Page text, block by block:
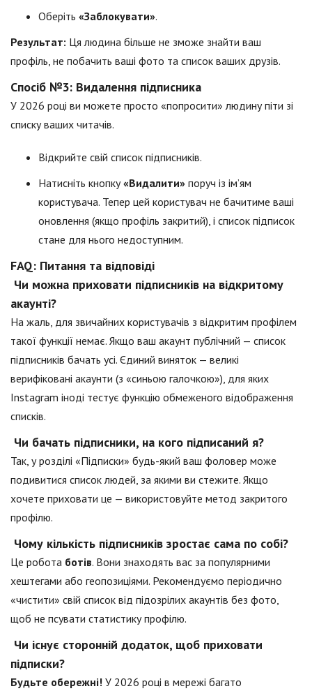
Оберіть «Заблокувати».
Результат: Ця людина більше не зможе знайти ваш
профіль, не побачить ваші фото та список ваших друзів.
Спосіб №3: Видалення підписника
У 2026 році ви можете просто «попросити» людину піти зі
списку ваших читачів.
Відкрийте свій список підписників.
Натисніть кнопку«Видалити» поруч із ім’ям
користувача. Тепер цей користувач не бачитиме ваші
оновлення (якщо профіль закритий), і список підписок
стане для нього недоступним.
FAQ: Питання та відповіді
Чи можна приховати підписників на відкритому
акаунті?
На жаль, для звичайних користувачів з відкритим профілем
такої функції немає. Якщо ваш акаунт публічний — список
підписників бачать усі. Єдиний виняток — великі
верифіковані акаунти (з «синьою галочкою»), для яких
Instagram іноді тестує функцію обмеженого відображення
списків.
Чи бачать підписники, на кого підписаний я?
Так, у розділі «Підписки» будь-який ваш фоловер може
подивитися список людей, за якими ви стежите. Якщо
хочете приховати це — використовуйте метод закритого
профілю.
Чому кількість підписників зростає сама по собі?
Це робота ботів. Вони знаходять вас за популярними
хештегами або геопозиціями. Рекомендуємо періодично
«чистити» свій список від підозрілих акаунтів без фото,
щоб не псувати статистику профілю.
Чи існує сторонній додаток, щоб приховати
підписки?
Будьте обережні! У 2026 році в мережі багато